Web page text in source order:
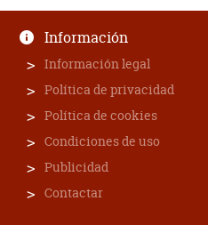
Información
Información legal
Política de privacidad
Política de cookies
Condiciones de uso
Publicidad
Contactar